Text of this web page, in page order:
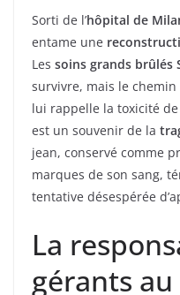
Sorti de l’hôpital de
entame une
Les soins grands brûlés
survivre, mais le
lui rappelle la toxicité
est un souvenir de la
jean, conservé comme
marques de son sang,
tentative désespérée
La
gérants